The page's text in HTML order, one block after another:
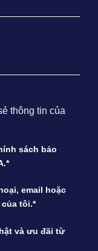
thông tin của
sách bảo
email hoặc
tôi.*
và ưu đãi từ